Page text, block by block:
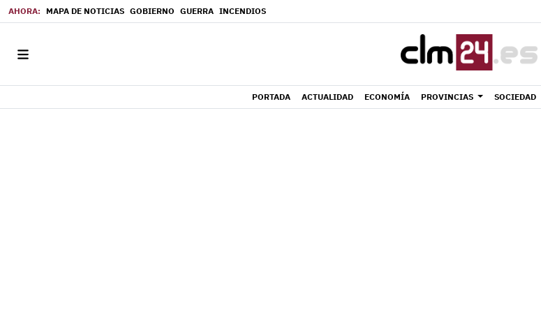
MAPA DE NOTICIAS GOBIERNO GUERRA INCENDIOS
PORTADA ACTUALIDAD ECONOMÍA PROVINCIAS SOCIEDAD